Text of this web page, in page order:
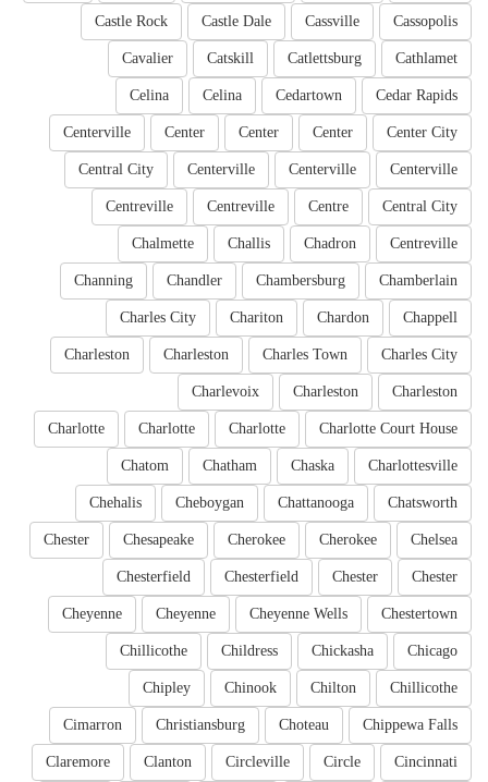
Cassopolis
Cassville
Castle Dale
Castle Rock
Cathlamet
Catlettsburg
Catskill
Cavalier
Cedar Rapids
Cedartown
Celina
Celina
Center City
Center
Center
Center
Centerville
Centerville
Centerville
Centerville
Central City
Central City
Centre
Centreville
Centreville
Centreville
Chadron
Challis
Chalmette
Chamberlain
Chambersburg
Chandler
Channing
Chappell
Chardon
Chariton
Charles City
Charles City
Charles Town
Charleston
Charleston
Charleston
Charleston
Charlevoix
Charlotte Court House
Charlotte
Charlotte
Charlotte
Charlottesville
Chaska
Chatham
Chatom
Chatsworth
Chattanooga
Cheboygan
Chehalis
Chelsea
Cherokee
Cherokee
Chesapeake
Chester
Chester
Chester
Chesterfield
Chesterfield
Chestertown
Cheyenne Wells
Cheyenne
Cheyenne
Chicago
Chickasha
Childress
Chillicothe
Chillicothe
Chilton
Chinook
Chipley
Chippewa Falls
Choteau
Christiansburg
Cimarron
Cincinnati
Circle
Circleville
Clanton
Claremore